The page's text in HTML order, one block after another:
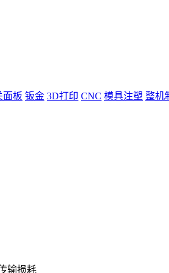
面板 钣金 3D打印 CNC 模具注塑 整机
输损耗